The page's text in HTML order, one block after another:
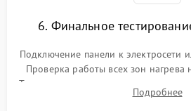
6. Финальное
Подключение панели к электросети
Проверка работы всех зон нагрева
Тестирование сенсорного
остаточного тепла и систем
Подробнее